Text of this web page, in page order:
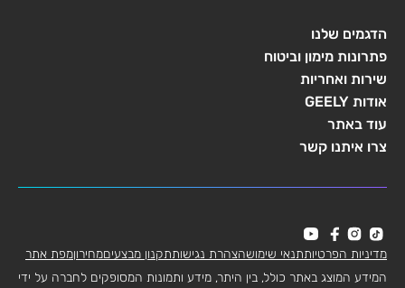
הדגמים שלנו
פתרונות מימון וביטוח
שירות ואחריות
אודות GEELY
עוד באתר
צרו איתנו קשר
מדיניות הפרטיותתנאי שימושהצהרת נגישותתקנון מבצעיםמחירוןמפת אתר
המידע המוצג באתר כולל, בין היתר, מידע ותמונות המסופקים לחברה על ידי